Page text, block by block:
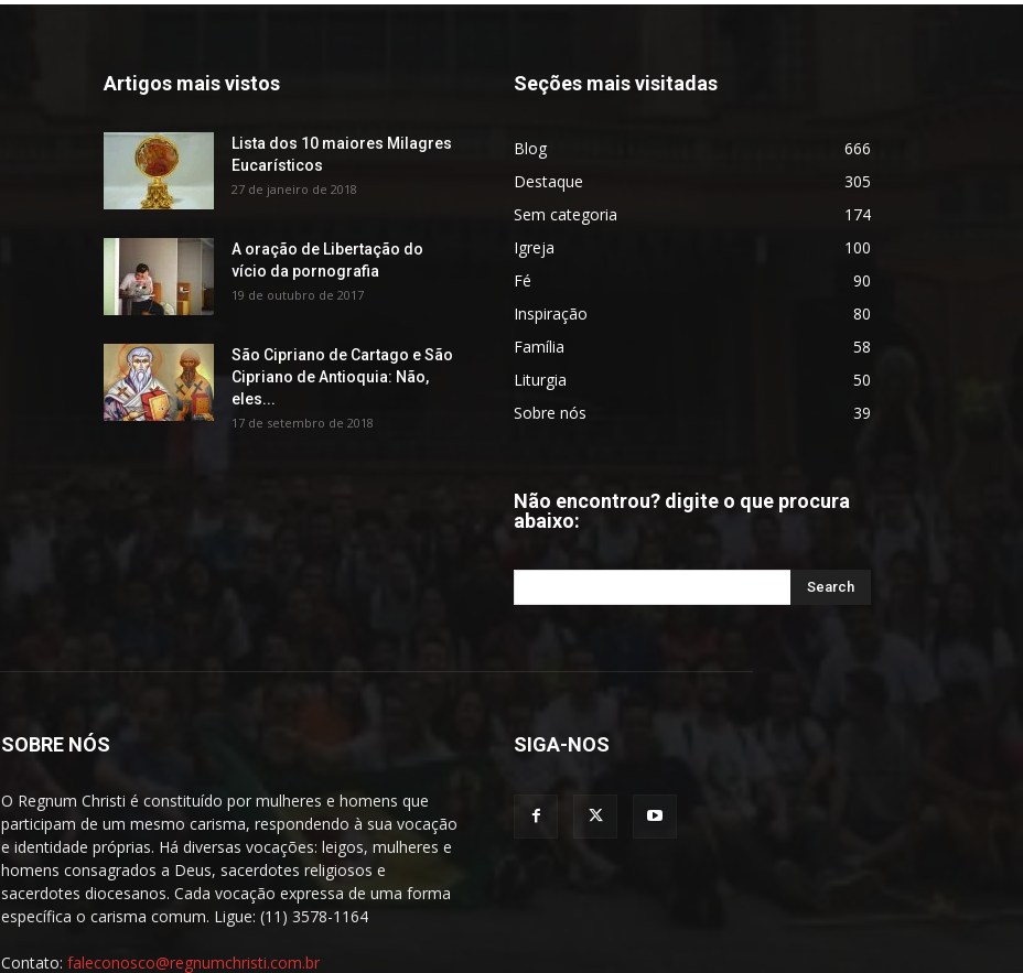
Artigos mais vistos
Lista dos 10 maiores Milagres
Eucarísticos
27 de janeiro de 2018
A oração de Libertação do
vício da pornografia
19 de outubro de 2017
São Cipriano de Cartago e São
Cipriano de Antioquia: Não,
eles...
17 de setembro de 2018
Seções mais visitadas
Blog
666
Destaque
305
Sem categoria
174
Igreja
100
Fé
90
Inspiração
80
Família
58
Liturgia
50
Sobre nós
39
Não encontrou? digite o que procura
abaixo:
SOBRE NÓS
O Regnum Christi é constituído por mulheres e homens que
participam de um mesmo carisma, respondendo à sua vocação
e identidade próprias. Há diversas vocações: leigos, mulheres e
homens consagrados a Deus, sacerdotes religiosos e
sacerdotes diocesanos. Cada vocação expressa de uma forma
específica o carisma comum. Ligue: (11) 3578-1164
Contato: faleconosco@regnumchristi.com.br
SIGA-NOS